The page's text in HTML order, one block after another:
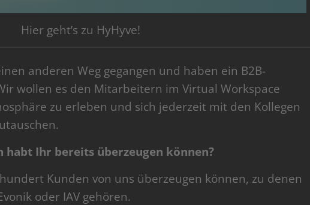
Hier geht’s zu HyHyve!
anderen Weg gegangen und haben ein B2B-
wollen es den Mitarbeitern im Virtual Workspace
zu erleben und sich jederzeit mit den Kollegen
habt Ihr bereits überzeugen können?
Kunden von uns überzeugen können, zu denen
oder IAV gehören.